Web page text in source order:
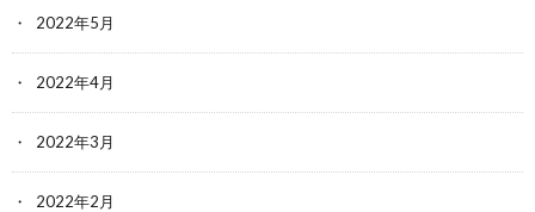
2022年5月
2022年4月
2022年3月
2022年2月